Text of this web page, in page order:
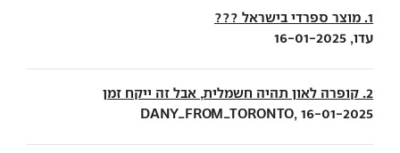
1. מוצר ספרדי בישראל ???
עדו, 16-01-2025
2. קופרה לאון תהיה חשמלית, אבל זה ייקח זמן
DANY_FROM_TORONTO, 16-01-2025